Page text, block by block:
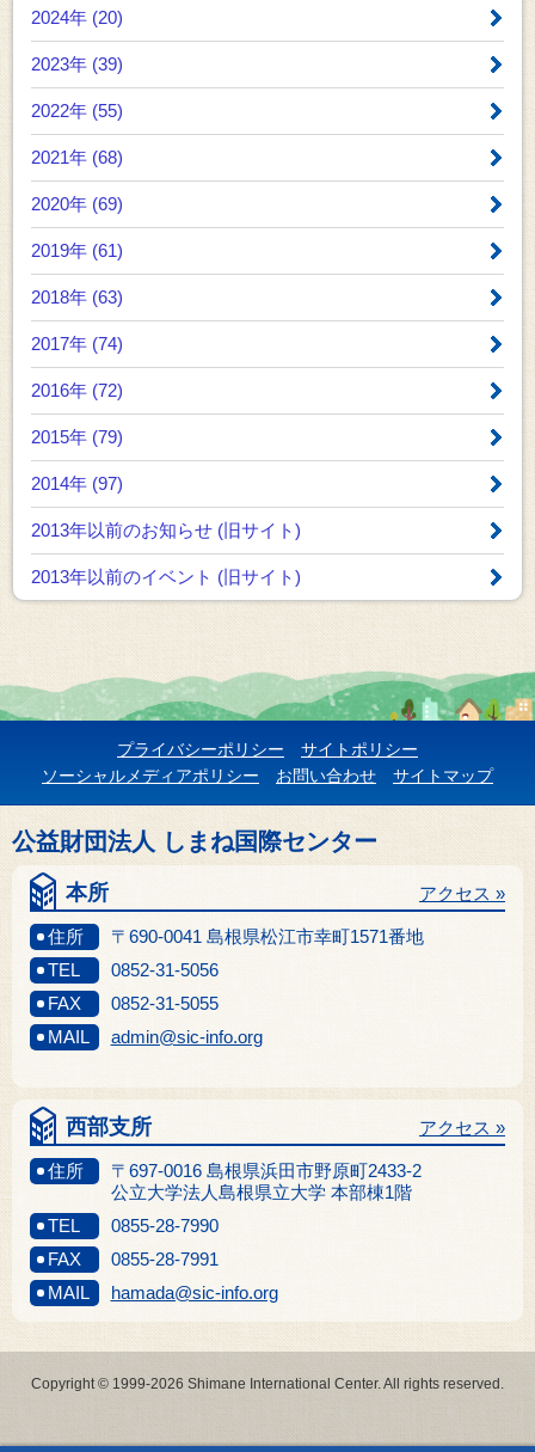
2024年 (20)
2023年 (39)
2022年 (55)
2021年 (68)
2020年 (69)
2019年 (61)
2018年 (63)
2017年 (74)
2016年 (72)
2015年 (79)
2014年 (97)
2013年以前のお知らせ (旧サイト)
2013年以前のイベント (旧サイト)
プライバシーポリシー
サイトポリシー
ソーシャルメディアポリシー
お問い合わせ サイトマップ
公益財団法人 しまね国際センター
本所
住所 〒690-0041 島根県松江市幸町1571番地
アクセス »
TEL
0852-31-5056
FAX
0852-31-5055
MAIL
admin@sic-info.org
西部支所
住所
〒697-0016 島根県浜田市野原町2433-2
公立大学法人島根県立大学 本部棟1階
アクセス »
TEL
0855-28-7990
FAX
0855-28-7991
MAIL
hamada@sic-info.org
Copyright © 1999-2026 Shimane International Center. All rights reserved.